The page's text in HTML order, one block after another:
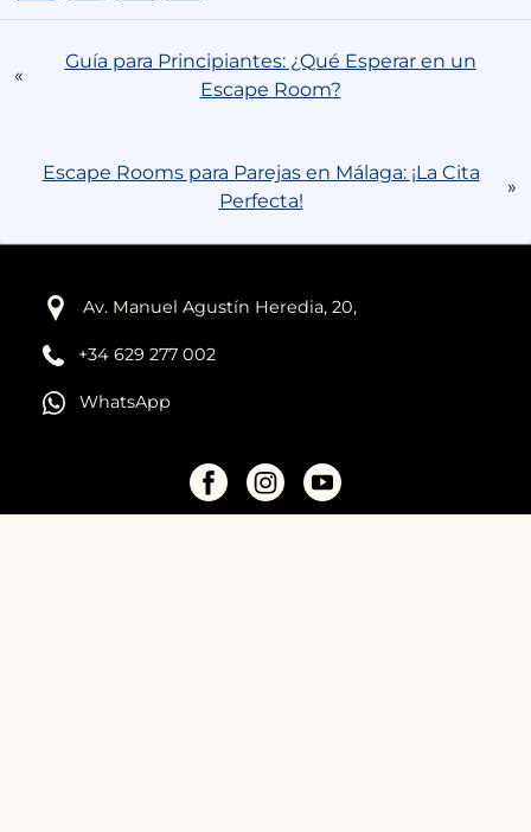
«
Guía para Principiantes: ¿Qué Esperar en un
Escape Room?
Escape Rooms para Parejas en Málaga: ¡La Cita
Perfecta!
»
Av. Manuel Agustín Heredia, 20,
+34 629 277 002
WhatsApp